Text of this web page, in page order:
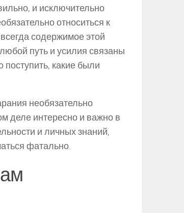
и исключительно
относиться к
содержимое этой
путь и усилия связаны
какие были
необязательно
деле интересно и важно в
и личных знаний,
фатально.